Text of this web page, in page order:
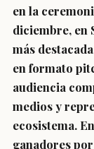
en la
diciembre, en
más
en formato
audiencia
medios y
ecosistema.
ganadores